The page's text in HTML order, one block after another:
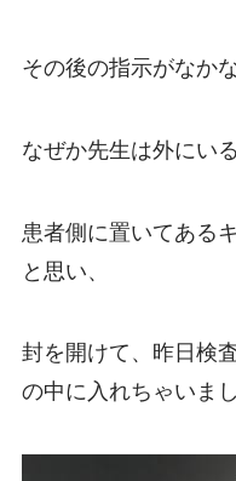
その後の指示がなか
なぜか先生は外にいる
患者側に置いてある
と思い、
封を開けて、昨日検
の中に入れちゃいまし